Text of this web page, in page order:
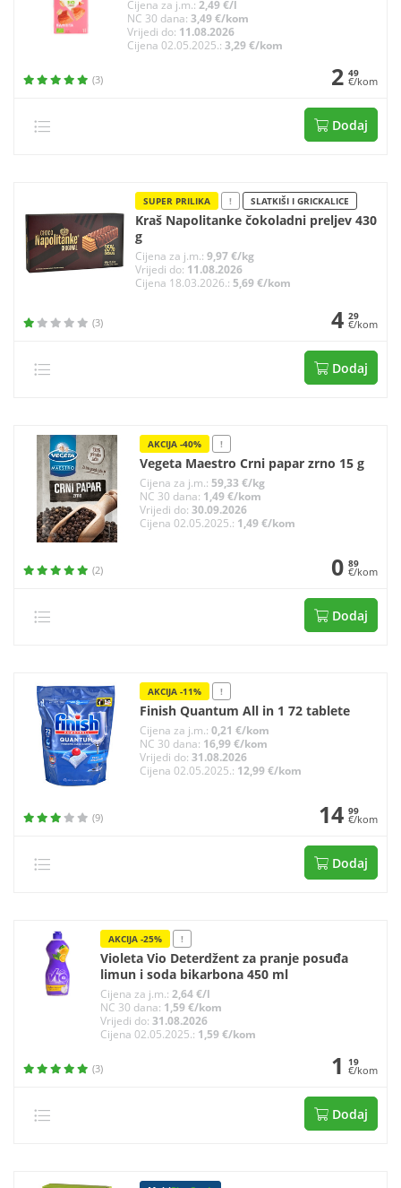
Cijena za j.m.:2,49 €/l
NC 30 dana:3,49 €/kom
Vrijedi do: 11.08.2026
Cijena 02.05.2025.:3,29 €/kom
(3) 2 49
€/kom
Dodaj
SUPER PRILIKA ! SLATKIŠI I GRICKALICE
Kraš Napolitanke čokoladni preljev 430
g
Cijena za j.m.:9,97 €/kg
Vrijedi do: 11.08.2026
Cijena 18.03.2026.:5,69 €/kom
(3) 4 29
€/kom
Dodaj
AKCIJA -40% !
Vegeta Maestro Crni papar zrno 15 g
Cijena za j.m.: 59,33 €/kg
NC 30 dana: 1,49 €/kom
Vrijedi do: 30.09.2026
Cijena 02.05.2025.: 1,49 €/kom
(2) 0 89
€/kom
Dodaj
AKCIJA -11% !
Finish Quantum All in 1 72 tablete
Cijena za j.m.: 0,21 €/kom
NC 30 dana: 16,99 €/kom
Vrijedi do: 31.08.2026
Cijena 02.05.2025.: 12,99 €/kom
(9) 14 99
€/kom
Dodaj
AKCIJA -25% !
Violeta Vio Deterdžent za pranje posuđa
limun i soda bikarbona 450 ml
Cijena za j.m.: 2,64 €/l
NC 30 dana: 1,59 €/kom
Vrijedi do: 31.08.2026
Cijena 02.05.2025.: 1,59 €/kom
(3) 1 19
€/kom
Dodaj